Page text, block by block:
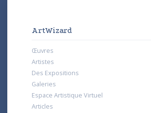
ArtWizard
Œuvres
Artistes
Des Expositions
Galeries
Espace Artistique Virtuel
Articles